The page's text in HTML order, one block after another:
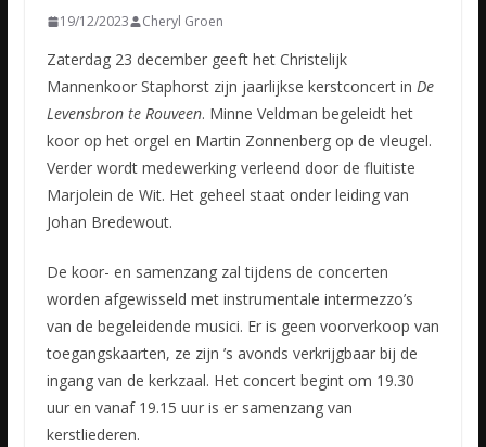
19/12/2023 Cheryl Groen
Zaterdag 23 december geeft het Christelijk
Mannenkoor Staphorst zijn jaarlijkse kerstconcert in De
Levensbron te Rouveen. Minne Veldman begeleidt het
koor op het orgel en Martin Zonnenberg op de vleugel.
Verder wordt medewerking verleend door de fluitiste
Marjolein de Wit. Het geheel staat onder leiding van
Johan Bredewout.
De koor- en samenzang zal tijdens de concerten
worden afgewisseld met instrumentale intermezzo’s
van de begeleidende musici. Er is geen voorverkoop van
toegangskaarten, ze zijn ’s avonds verkrijgbaar bij de
ingang van de kerkzaal. Het concert begint om 19.30
uur en vanaf 19.15 uur is er samenzang van
kerstliederen.